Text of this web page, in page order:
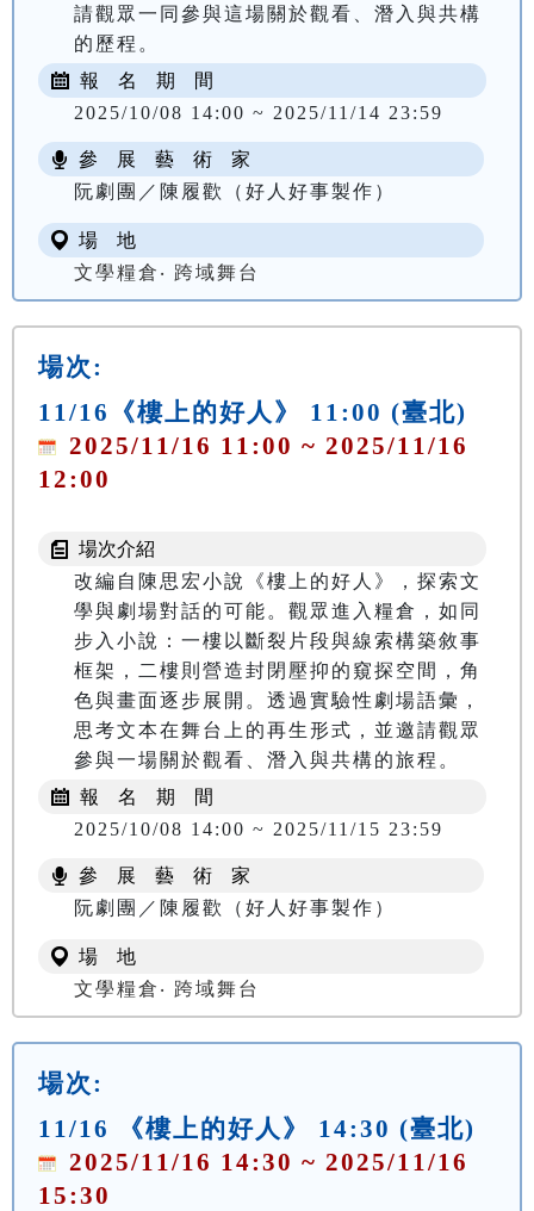
請觀眾一同參與這場關於觀看、潛入與共構
的歷程。
報 名 期 間
2025/10/08 14:00 ~ 2025/11/14 23:59
參 展 藝 術 家
阮劇團／陳履歡（好人好事製作）
場 地
文學糧倉‧ 跨域舞台
場次:
11/16《樓上的好人》 11:00 (臺北)
2025/11/16 11:00 ~ 2025/11/16
12:00
場次介紹
改編自陳思宏小說《樓上的好人》，探索文
學與劇場對話的可能。觀眾進入糧倉，如同
步入小說：一樓以斷裂片段與線索構築敘事
框架，二樓則營造封閉壓抑的窺探空間，角
色與畫面逐步展開。透過實驗性劇場語彙，
思考文本在舞台上的再生形式，並邀請觀眾
報 名 期 間
2025/10/08 14:00 ~ 2025/11/15 23:59
參 展 藝 術 家
阮劇團／陳履歡（好人好事製作）
場 地
文學糧倉‧ 跨域舞台
場次:
11/16 《樓上的好人》 14:30 (臺北)
2025/11/16 14:30 ~ 2025/11/16
15:30